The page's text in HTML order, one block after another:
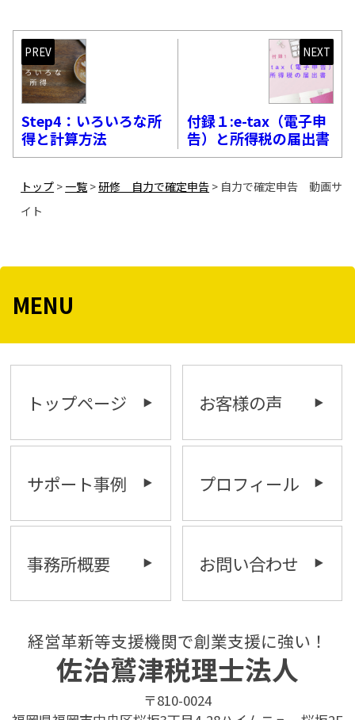
PREV
Step4：いろいろな所
得と計算方法
NEXT
付録１:e-tax（電子申
告）と所得税の届出書
トップ > 一覧 >研修 自力で確定申告 > 自力で確定申告 動画サ
イト
MENU
トップページ お客様の声
サポート事例 プロフィール
事務所概要 お問い合わせ
経営革新等支援機関で創業支援に強い！
佐治鷲津税理士法人
〒810-0024